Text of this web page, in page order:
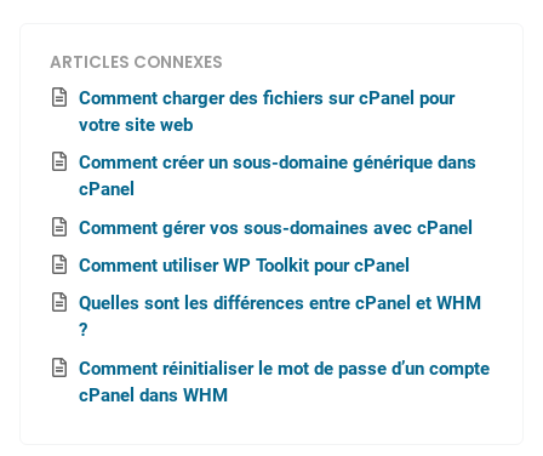
ARTICLES CONNEXES
Comment charger des fichiers sur cPanel pour
votre site web
Comment créer un sous-domaine générique dans
cPanel
Comment gérer vos sous-domaines avec cPanel
Comment utiliser WP Toolkit pour cPanel
Quelles sont les différences entre cPanel et WHM
?
Comment réinitialiser le mot de passe d’un compte
cPanel dans WHM